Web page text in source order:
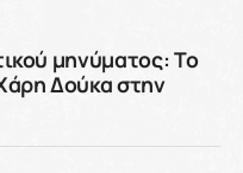
μηνύματος: Το
Δούκα στην